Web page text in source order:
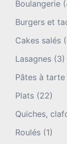
Boulangerie
Burgers et
Cakes salés
Lasagnes (3)
Pâtes à tarte
Plats (22)
Quiches,
Roulés (1)